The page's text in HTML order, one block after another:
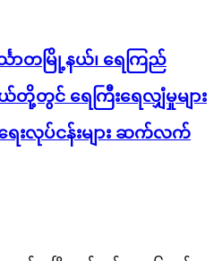
သာတမြို့နယ်၊ ရေကြည်
တို့တွင် ရေကြီးရေလျှံမှုများ
လုပ်ငန်းများ ဆက်လက်